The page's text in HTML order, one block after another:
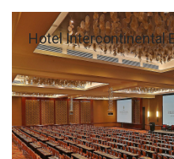
Hotel Intercontinental